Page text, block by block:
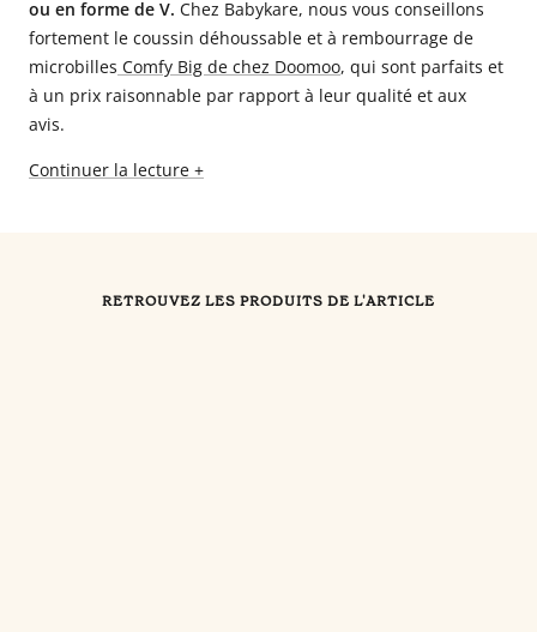
ou en forme de V. Chez Babykare, nous vous conseillons
fortement le coussin déhoussable et à rembourrage de
microbilles Comfy Big de chez Doomoo, qui sont parfaits et
à un prix raisonnable par rapport à leur qualité et aux
avis.
Continuer la lecture +
RETROUVEZ LES PRODUITS DE L'ARTICLE